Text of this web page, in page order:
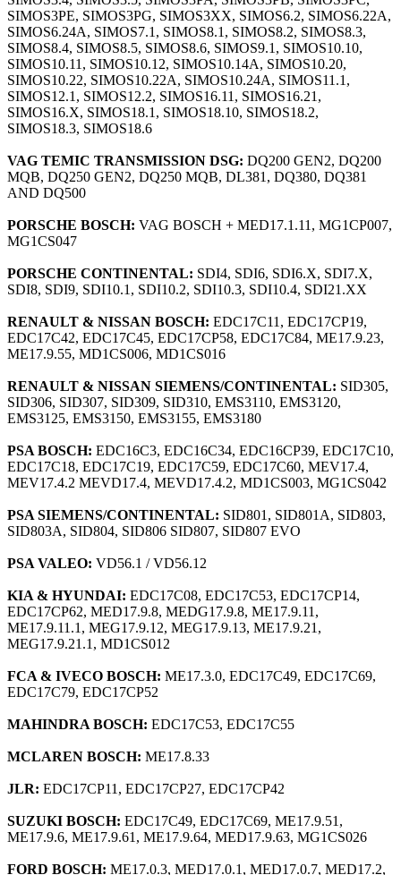
SIMOS3PE, SIMOS3PG, SIMOS3XX, SIMOS6.2, SIMOS6.22A,
SIMOS6.24A, SIMOS7.1, SIMOS8.1, SIMOS8.2, SIMOS8.3,
SIMOS8.4, SIMOS8.5, SIMOS8.6, SIMOS9.1, SIMOS10.10,
SIMOS10.11, SIMOS10.12, SIMOS10.14A, SIMOS10.20,
SIMOS10.22, SIMOS10.22A, SIMOS10.24A, SIMOS11.1,
SIMOS12.1, SIMOS12.2, SIMOS16.11, SIMOS16.21,
SIMOS16.X, SIMOS18.1, SIMOS18.10, SIMOS18.2,
SIMOS18.3, SIMOS18.6
VAG TEMIC TRANSMISSION DSG: DQ200 GEN2, DQ200
MQB, DQ250 GEN2, DQ250 MQB, DL381, DQ380, DQ381
AND DQ500
PORSCHE BOSCH: VAG BOSCH + MED17.1.11, MG1CP007,
MG1CS047
PORSCHE CONTINENTAL: SDI4, SDI6, SDI6.X, SDI7.X,
SDI8, SDI9, SDI10.1, SDI10.2, SDI10.3, SDI10.4, SDI21.XX
RENAULT & NISSAN BOSCH: EDC17C11, EDC17CP19,
EDC17C42, EDC17C45, EDC17CP58, EDC17C84, ME17.9.23,
ME17.9.55, MD1CS006, MD1CS016
RENAULT & NISSAN SIEMENS/CONTINENTAL: SID305,
SID306, SID307, SID309, SID310, EMS3110, EMS3120,
EMS3125, EMS3150, EMS3155, EMS3180
PSA BOSCH: EDC16C3, EDC16C34, EDC16CP39, EDC17C10,
EDC17C18, EDC17C19, EDC17C59, EDC17C60, MEV17.4,
MEV17.4.2 MEVD17.4, MEVD17.4.2, MD1CS003, MG1CS042
PSA SIEMENS/CONTINENTAL: SID801, SID801A, SID803,
SID803A, SID804, SID806 SID807, SID807 EVO
PSA VALEO: VD56.1 / VD56.12
KIA & HYUNDAI: EDC17C08, EDC17C53, EDC17CP14,
EDC17CP62, MED17.9.8, MEDG17.9.8, ME17.9.11,
ME17.9.11.1, MEG17.9.12, MEG17.9.13, ME17.9.21,
MEG17.9.21.1, MD1CS012
FCA & IVECO BOSCH: ME17.3.0, EDC17C49, EDC17C69,
EDC17C79, EDC17CP52
MAHINDRA BOSCH: EDC17C53, EDC17C55
MCLAREN BOSCH: ME17.8.33
JLR: EDC17CP11, EDC17CP27, EDC17CP42
SUZUKI BOSCH: EDC17C49, EDC17C69, ME17.9.51,
ME17.9.6, ME17.9.61, ME17.9.64, MED17.9.63, MG1CS026
FORD BOSCH: ME17.0.3, MED17.0.1, MED17.0.7, MED17.2,